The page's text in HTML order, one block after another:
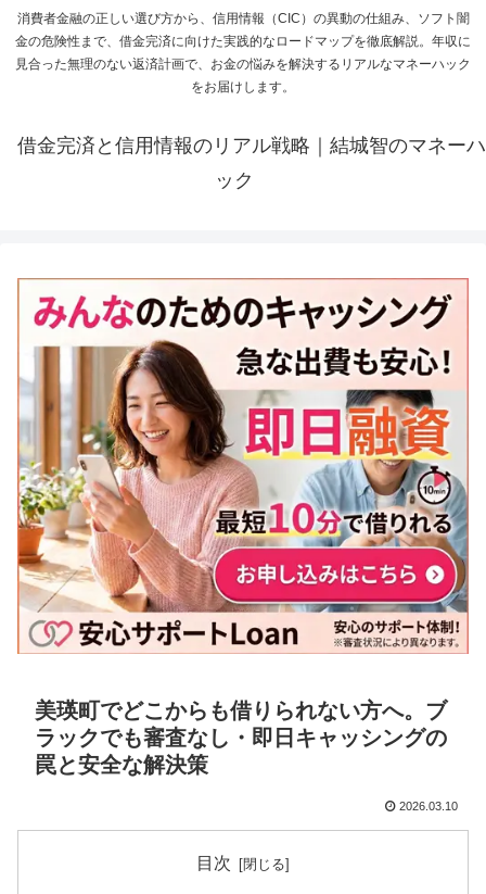
消費者金融の正しい選び方から、信用情報（CIC）の異動の仕組み、ソフト闇
金の危険性まで、借金完済に向けた実践的なロードマップを徹底解説。年収に
見合った無理のない返済計画で、お金の悩みを解決するリアルなマネーハック
をお届けします。
借金完済と信用情報のリアル戦略｜結城智のマネーハ
ック
美瑛町でどこからも借りられない方へ。ブ
ラックでも審査なし・即日キャッシングの
罠と安全な解決策
2026.03.10
目次